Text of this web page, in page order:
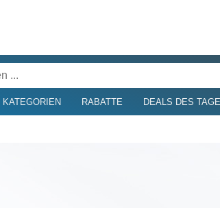
KATEGORIEN RABATTE DEALS DES